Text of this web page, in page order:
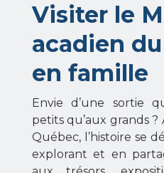
Visiter le
acadien
en famille
Envie d’une sortie
petits qu’aux grands
Québec, l’histoire se
explorant et en